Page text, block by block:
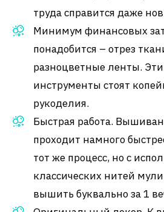
труда справится даже
Минимум финансовых
понадобится – отрез
разноцветные ленты.
инструменты стоят
рукоделия.
Быстрая работа.
проходит намного
тот же процесс, но с
классических нитей
вышить буквально за 1